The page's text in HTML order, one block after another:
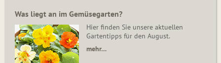
Was liegt an im Gemüsegarten?
Hier finden Sie unsere aktuellen
Gartentipps für den August.
mehr…